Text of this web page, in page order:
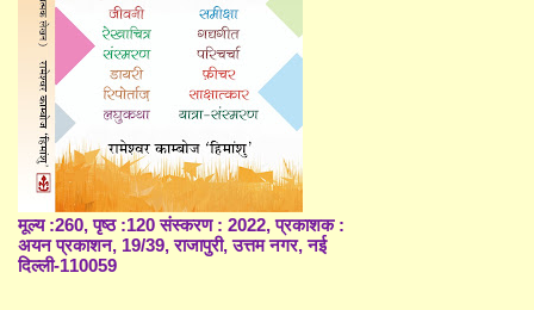
मूल्य :260, पृष्ठ :120 संस्करण : 2022, प्रकाशक :
अयन प्रकाशन, 19/39, राजापुरी, उत्तम नगर, नई
दिल्ली-110059